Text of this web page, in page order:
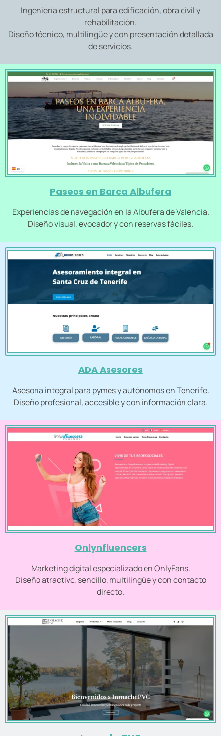
Ingeniería estructural para edificación, obra civil y
rehabilitación.
Diseño técnico, multilingüe y con presentación detallada
de servicios.
Paseos en Barca Albufera
Experiencias de navegación en la Albufera de Valencia.
Diseño visual, evocador y con reservas fáciles.
ADA Asesores
Asesoría integral para pymes y autónomos en Tenerife.
Diseño profesional, accesible y con información clara.
Onlynfluencers
Marketing digital especializado en OnlyFans.
Diseño atractivo, sencillo, multilingüe y con contacto
directo.